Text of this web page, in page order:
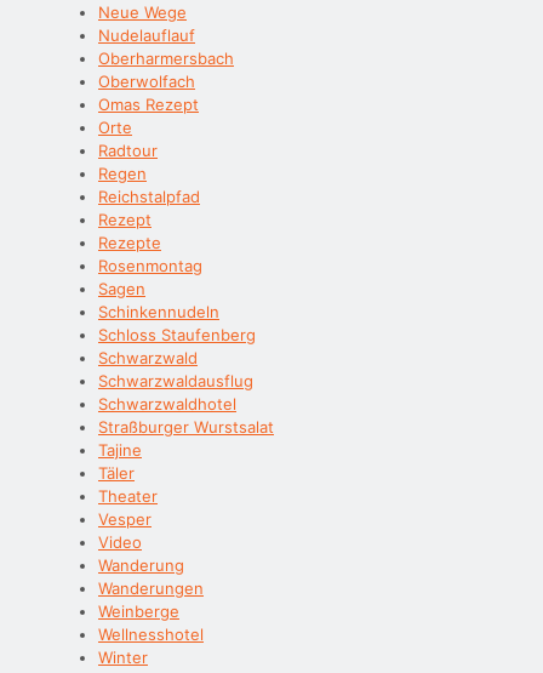
Neue Wege
Nudelauflauf
Oberharmersbach
Oberwolfach
Omas Rezept
Orte
Radtour
Regen
Reichstalpfad
Rezept
Rezepte
Rosenmontag
Sagen
Schinkennudeln
Schloss Staufenberg
Schwarzwald
Schwarzwaldausflug
Schwarzwaldhotel
Straßburger Wurstsalat
Tajine
Täler
Theater
Vesper
Video
Wanderung
Wanderungen
Weinberge
Wellnesshotel
Winter